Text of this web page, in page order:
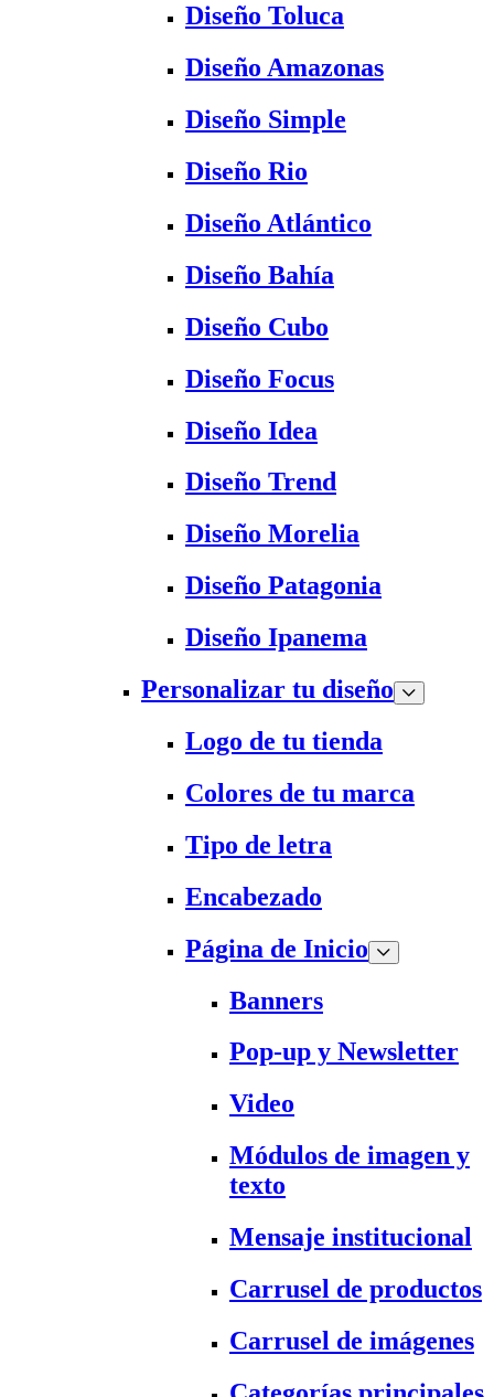
Diseño Toluca
Diseño Amazonas
Diseño Simple
Diseño Rio
Diseño Atlántico
Diseño Bahía
Diseño Cubo
Diseño Focus
Diseño Idea
Diseño Trend
Diseño Morelia
Diseño Patagonia
Diseño Ipanema
Personalizar tu diseño
Logo de tu tienda
Colores de tu marca
Tipo de letra
Encabezado
Página de Inicio
Banners
Pop-up y Newsletter
Video
Módulos de imagen y
texto
Mensaje institucional
Carrusel de productos
Carrusel de imágenes